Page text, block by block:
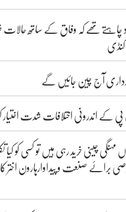
خود چاہتے تھے کہ وفاق کے ساتھ
آج چین جائیں گے
پی کے اندرونی اختلافات شدت اختیار
مہنگی چینی خرید رہی ہیں تو کسی کو کیا
برائے صنعت و پیداوارہارون اختر